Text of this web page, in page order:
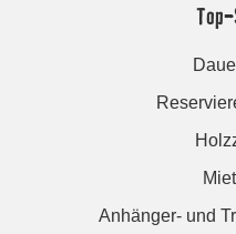
Anhänger- und